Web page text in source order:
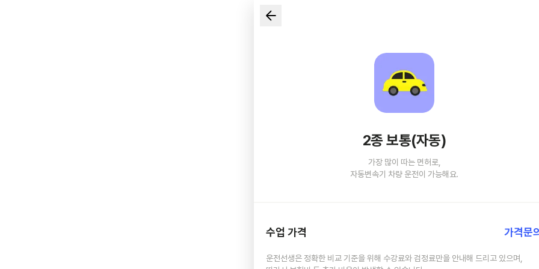
2종 보통(자동)
가장 많이 따는 면허로,
자동변속기 차량 운전이 가능해요.
수업 가격 가격문
운전선생은 정확한 비교 기준을 위해 수강료와 검정료만을 안내해 드리고 있으며,